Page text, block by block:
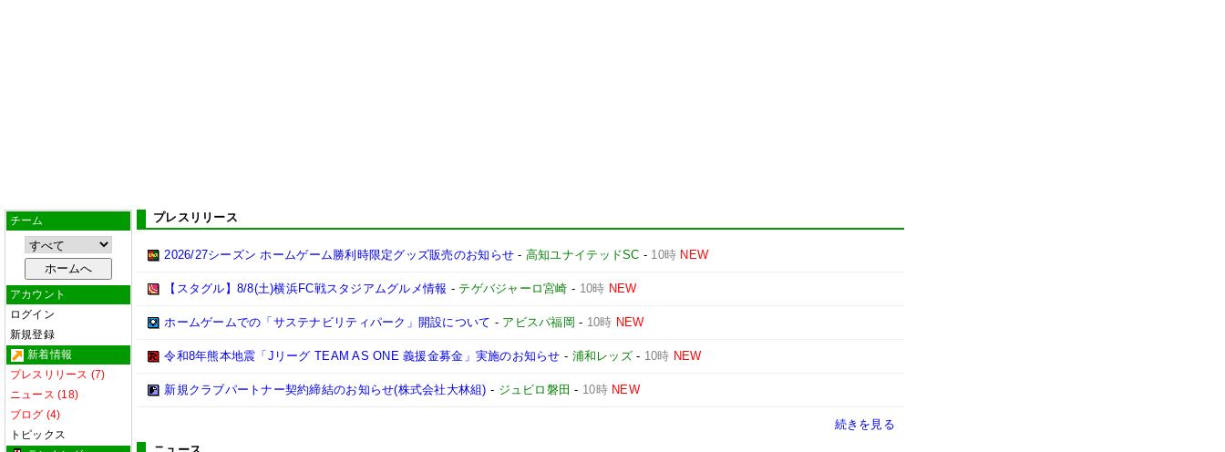
チーム
アカウント
ログイン
新規登録
新着情報
プレスリリース (7)
ニュース (18)
ブログ (4)
トピックス
プレスリリース
2026/27シーズン ホームゲーム勝利時限定グッズ販売のお知らせ - 高知ユナイテッドSC - 10時 NEW
【スタグル】8/8(土)横浜FC戦スタジアムグルメ情報 - テゲバジャーロ宮崎 - 10時 NEW
ホームゲームでの「サステナビリティパーク」開設について - アビスパ福岡 - 10時 NEW
令和8年熊本地震「Jリーグ TEAM AS ONE 義援金募金」実施のお知らせ - 浦和レッズ- 10時 NEW
新規クラブパートナー契約締結のお知らせ(株式会社大林組) - ジュビロ磐田 - 10時 NEW
続きを見る